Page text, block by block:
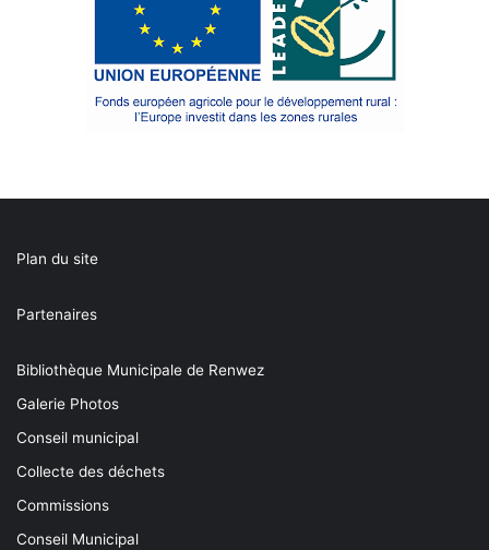
Plan du site
Partenaires
Bibliothèque Municipale de Renwez
Galerie Photos
Conseil municipal
Collecte des déchets
Commissions
Conseil Municipal